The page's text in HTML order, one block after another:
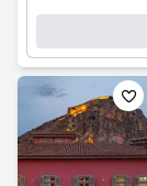
une bonne nuit
Amphitryon
le luxe et le style